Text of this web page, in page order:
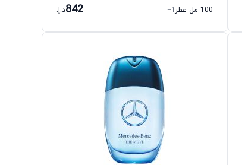
100 مل عطر
+1
842د.إ.